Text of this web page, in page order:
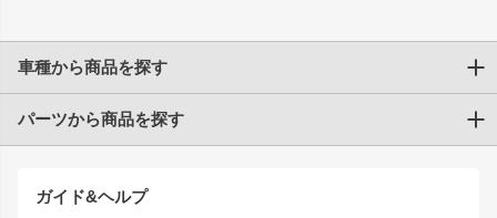
ガイド&ヘルプ
車種から商品を探す
トヨタ
JZX90 CHASER
パーツから商品を探す
エアロシリーズ